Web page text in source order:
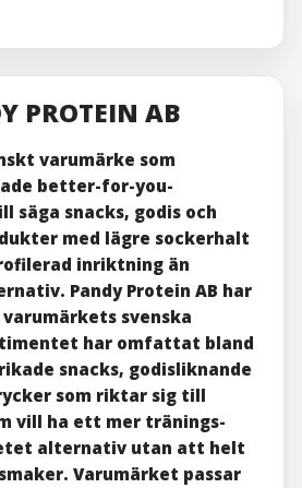
PROTEIN AB
varumärke som
better-for-you-
säga snacks, godis och
med lägre sockerhalt
inriktning än
Pandy Protein AB har
svenska
har omfattat bland
snacks, godisliknande
som riktar sig till
vill ha ett mer tränings-
alternativ utan att helt
Varumärket passar